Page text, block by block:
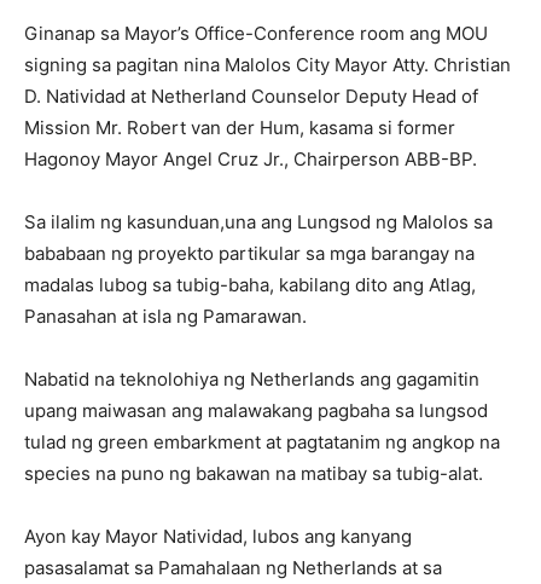
Ginanap sa Mayor’s Office-Conference room ang MOU
signing sa pagitan nina Malolos City Mayor Atty. Christian
D. Natividad at Netherland Counselor Deputy Head of
Mission Mr. Robert van der Hum, kasama si former
Hagonoy Mayor Angel Cruz Jr., Chairperson ABB-BP.
Sa ilalim ng kasunduan,una ang Lungsod ng Malolos sa
bababaan ng proyekto partikular sa mga barangay na
madalas lubog sa tubig-baha, kabilang dito ang Atlag,
Panasahan at isla ng Pamarawan.
Nabatid na teknolohiya ng Netherlands ang gagamitin
upang maiwasan ang malawakang pagbaha sa lungsod
tulad ng green embarkment at pagtatanim ng angkop na
species na puno ng bakawan na matibay sa tubig-alat.
Ayon kay Mayor Natividad, lubos ang kanyang
pasasalamat sa Pamahalaan ng Netherlands at sa